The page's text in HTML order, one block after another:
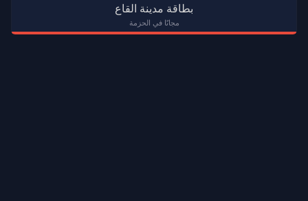
بطاقة مدينة القاع
مجانًا في الحزمة